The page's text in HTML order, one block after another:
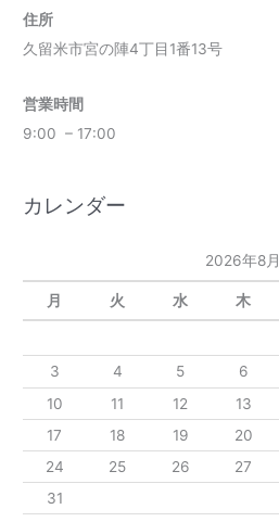
住所
久留米市宮の陣4丁目1番13号
営業時間
9:00 – 17:00
カレンダー
2026年8月
月 火 水 木
3
4 5 6
10
11 12 13
17
18 19 20
24
25 26 27
31